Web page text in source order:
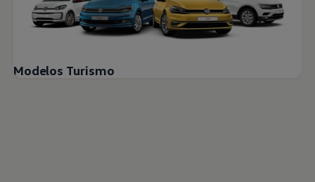
Modelos Turismo